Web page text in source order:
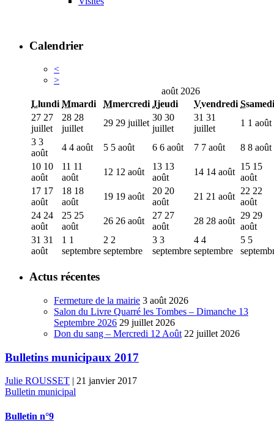
Calendrier
<
>
août 2026
Llundi Mmardi Mmercredi Jjeudi Vvendredi Ssamedi
27 27
juillet
28 28
juillet
29 29 juillet
30 30
juillet
31 31
juillet
1 1 août
3 3
août
4 4 août 5 5 août 6 6 août 7 7 août 8 8 août
10 10
août
11 11
août
12 12 août
13 13
août
14 14 août
15 15
août
17 17
août
18 18
août
19 19 août
20 20
août
21 21 août
22 22
août
24 24
août
25 25
août
26 26 août
27 27
août
28 28 août
29 29
août
31 31
août
1 1
septembre
2 2
septembre
3 3
septembre
4 4
septembre
5 5
Actus récentes
Fermeture de la mairie 3 août 2026
Salon du Livre Quarré les Tombes – Dimanche 13
Septembre 2026 29 juillet 2026
Don du sang – Mercredi 12 Août 22 juillet 2026
Bulletins municipaux 2017
Julie ROUSSET | 21 janvier 2017
Bulletin municipal
Bulletin n°9